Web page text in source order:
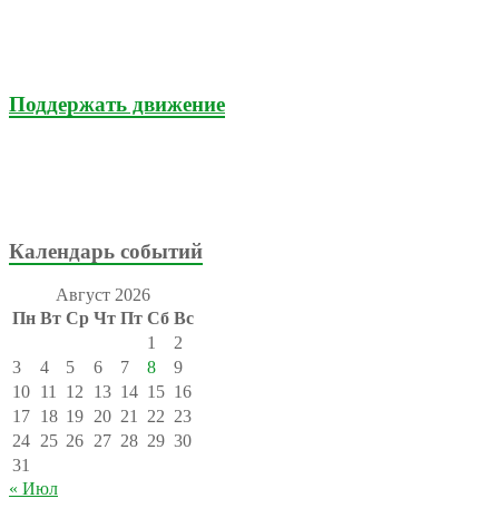
Поддержать движение
Календарь событий
Август 2026
Пн Вт Ср Чт Пт Сб Вс
1
2
3
4 5 6 7 8
9
10 11 12 13 14 15 16
17 18 19 20 21 22 23
24 25 26 27 28 29 30
31
« Июл